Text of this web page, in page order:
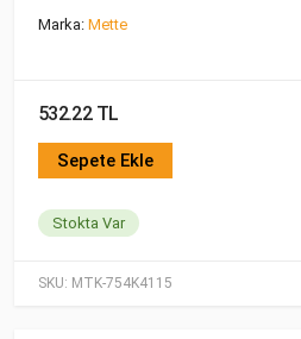
SKU: MTK-754K4115
Marka: Mette
532.22 TL
Sepete Ekle
Stokta Var